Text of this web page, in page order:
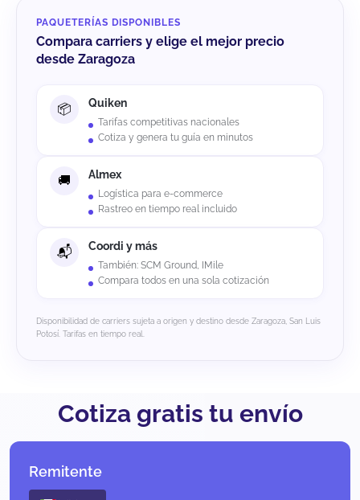
PAQUETERÍAS DISPONIBLES
Compara carriers y elige el mejor precio
desde Zaragoza
Quiken
Tarifas competitivas nacionales
Cotiza y genera tu guía en minutos
Almex
Logística para e-commerce
Rastreo en tiempo real incluido
Coordi y más
También: SCM Ground, IMile
Compara todos en una sola cotización
Disponibilidad de carriers sujeta a origen y destino desde Zaragoza, San Luis
Potosí. Tarifas en tiempo real.
Cotiza gratis tu envío
Remitente